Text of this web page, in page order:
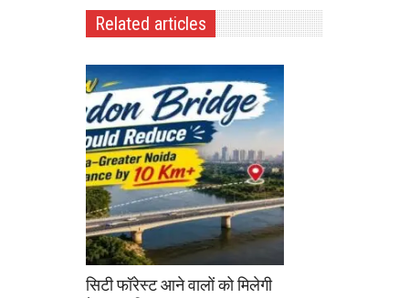
Related articles
सिटी फॉरेस्ट आने वालों को मिलेगी